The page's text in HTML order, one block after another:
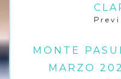
MONTE
MARZO